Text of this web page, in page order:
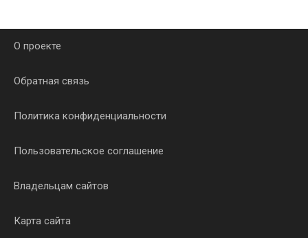
О проекте
Обратная связь
Политика конфиденциальности
Пользовательское соглашение
Владельцам сайтов
Карта сайта